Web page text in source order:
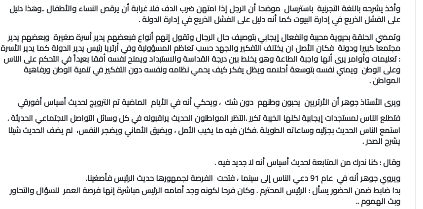
وأخذ يشرحه باللغة التجرنية باسترسال موضحا أن الرجل إذا امتهن ضرب الدف فلا غرابة أن يرقص النساء والأطفال ..وهذا دليل
على الفشل الذريع في إدارة البيوت كما أنه دليل على الفشل الذريع في إدارة الدولة .
وتمضي الحلقة بحيوية محببة وانفعال إيجابي بتوصيف حال الرجال وتقول إنهم أنواع فبعضهم يدير أسرة صغيرة وبعضهم يدير
مجتمعا كبيرا ودولة فكان الأصل ان يختلف التفكير والجهد حسب تعاظم المسؤولية وفي أرتريا رئيس يدير الدولة كما يدير الأسرة
: تعليمات وأوامر يرى أنها واجبة الطاعة وهو يخلط بين درجة القداسة والاستبداد ويمنح نفسه أفقا بعيداً في التحكم على الناس
وعلى الوطن ويمني نفسه بتوسعة أحلامه ويظل يفكر كيف يحمي نظامه ونفسه دون التفكير في تنمية الوطن ورفاهية
المواطن .
ويرى الأستاذ جوهر أن الأرتريين يحبون وطنهم دون شك ، ويحكي أنه في الأيام الماضية تم الترويج لحديث أسياس أفورقي
فتطلع الناس لمستجدات إيجابية لكنها الخيبة تكرر .انتظر المواطنون الحديث يراقبونه في كل وسائل التواصل الاجتماعي الحديثة .
استمع الناس الحديث بجزئيه وساعاته الطويلة .فكان فيه ما يخيب الأمل ، ويضيق الأماني ويضجر النفس، لم يضف الحديث شيئا
يشرح الصدر .
وقال : كنا ندرك من المتابعة لحديث أسياس أنه لا جديد فيه .
ويروي جوهر أنه في عام 91 دعي الناس إلى سينما ، فتحت الفرصة لجمهورها حديث الرئيس فأصغينا.
بدا ضابط ضمن الحضور يسأل : الرئيس المحترم . وكان فرحا لكونه وجد أمامه الرئيس مباشرة إنها فرصة العمر للسؤال والتحاور
وبث الهموم ..